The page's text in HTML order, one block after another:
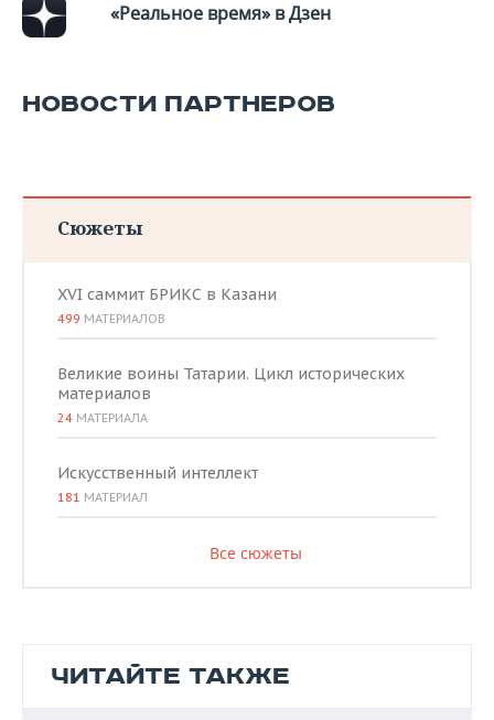
«Реальное время» в Дзен
НОВОСТИ ПАРТНЕРОВ
Сюжеты
XVI саммит БРИКС в Казани
499 МАТЕРИАЛОВ
Великие воины Татарии. Цикл исторических
материалов
24 МАТЕРИАЛА
Искусственный интеллект
181 МАТЕРИАЛ
Все сюжеты
ЧИТАЙТЕ ТАКЖЕ